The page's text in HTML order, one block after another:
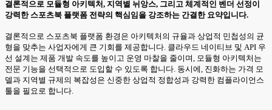
결론적으로 모듈형 아키텍처, 지역별 뉘앙스, 그리고 체계적인 벤더 선정이
강력한 스포츠북 플랫폼 전략의 핵심임을 강조하는 간결한 요약입니다.
결론적으로 스포츠북 플랫폼 환경은 아키텍처의 규율과 상업적 민첩성의 균
형을 맞추는 사업자에게 큰 기회를 제공합니다. 클라우드 네이티브 및 API 우
선 설계는 제품 개발 속도를 높이고 운영 마찰을 줄이며, 모듈형 아키텍처는
전문 기능을 선택적으로 도입할 수 있도록 합니다. 동시에, 진화하는 가격 모
델과 지역별 규제의 복잡성은 신중한 상업적 정합성과 강력한 컴플라이언스
툴을 필요로 합니다.